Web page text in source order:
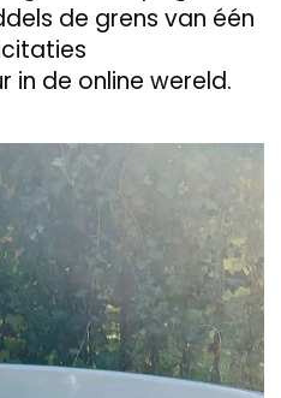
de grens van één
in de online wereld.